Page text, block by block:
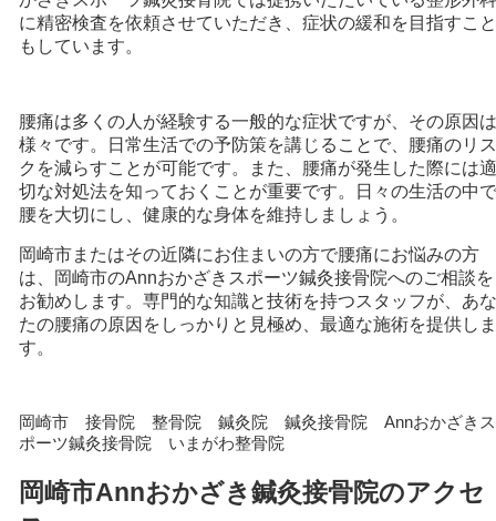
に精密検査を依頼させていただき、症状の緩和を目指すこと
もしています。
腰痛は多くの人が経験する一般的な症状ですが、その原因は
様々です。日常生活での予防策を講じることで、腰痛のリス
クを減らすことが可能です。また、腰痛が発生した際には適
切な対処法を知っておくことが重要です。日々の生活の中で
腰を大切にし、健康的な身体を維持しましょう。
岡崎市またはその近隣にお住まいの方で腰痛にお悩みの方
は、岡崎市のAnnおかざきスポーツ鍼灸接骨院へのご相談を
お勧めします。専門的な知識と技術を持つスタッフが、あな
たの腰痛の原因をしっかりと見極め、最適な施術を提供しま
す。
岡崎市 接骨院 整骨院 鍼灸院 鍼灸接骨院 Annおかざきス
ポーツ鍼灸接骨院 いまがわ整骨院
岡崎市Annおかざき鍼灸接骨院のアクセ